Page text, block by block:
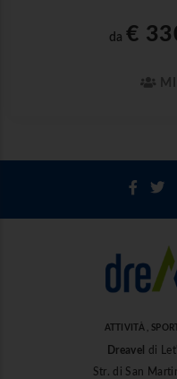
da €
ATTIVITÀ ,
Dreavel
di
Str. di San